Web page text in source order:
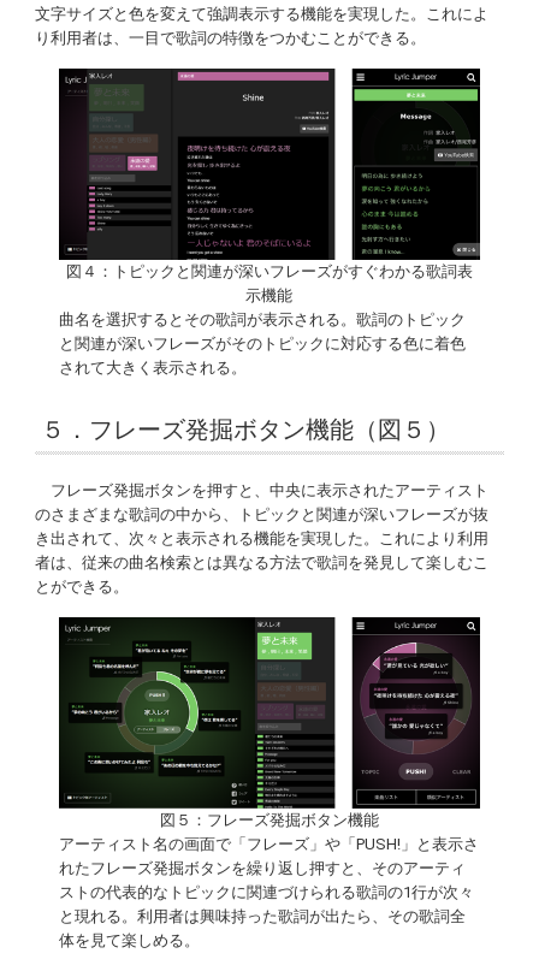
文字サイズと色を変えて強調表示する機能を実現した。これによ
り利用者は、一目で歌詞の特徴をつかむことができる。
図４：トピックと関連が深いフレーズがすぐわかる歌詞表
示機能
曲名を選択するとその歌詞が表示される。歌詞のトピック
と関連が深いフレーズがそのトピックに対応する色に着色
されて大きく表示される。
５．フレーズ発掘ボタン機能（図５）
フレーズ発掘ボタンを押すと、中央に表示されたアーティスト
のさまざまな歌詞の中から、トピックと関連が深いフレーズが抜
き出されて、次々と表示される機能を実現した。これにより利用
者は、従来の曲名検索とは異なる方法で歌詞を発見して楽しむこ
とができる。
図５：フレーズ発掘ボタン機能
アーティスト名の画面で「フレーズ」や「PUSH!」と表示さ
れたフレーズ発掘ボタンを繰り返し押すと、そのアーティ
ストの代表的なトピックに関連づけられる歌詞の1行が次々
と現れる。利用者は興味持った歌詞が出たら、その歌詞全
体を見て楽しめる。